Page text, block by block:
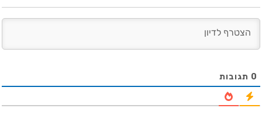
0 תגובות